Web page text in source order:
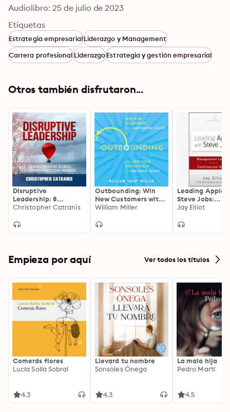
Audiolibro: 25 de julio de 2023
Etiquetas
Estrategia empresarialLiderazgo y Management
Carrera profesionalLiderazgoEstrategia y gestión empresarial
Otros también disfrutaron...
Disruptive
Leadership: 8
Counterintuitive
Successful Business
Christopher Catranis
Outbounding: Win
New Customers with
Outbound Sales and
on Inbound Leads
William Miller
Leading Apple
Steve Jobs:
Management
Genius
Jay Elliot
Empieza por aquí Ver todos los títulos
Comerás flores
Lucía Solla Sobral
4.3
Llevará tu nombre
Sonsoles Ónega
4.3
La mala hija
Pedro Martí
4.5